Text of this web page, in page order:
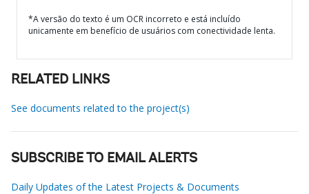
*A versão do texto é um OCR incorreto e está incluído
unicamente em benefício de usuários com conectividade lenta.
RELATED LINKS
See documents related to the project(s)
SUBSCRIBE TO EMAIL ALERTS
Daily Updates of the Latest Projects & Documents